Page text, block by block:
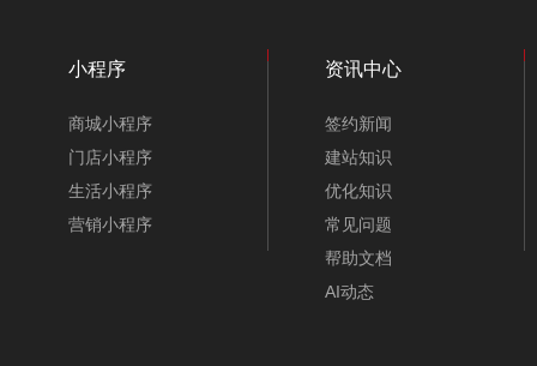
小程序
商城小程序
门店小程序
生活小程序
营销小程序
资讯中心
签约新闻
建站知识
优化知识
常见问题
帮助文档
AI动态